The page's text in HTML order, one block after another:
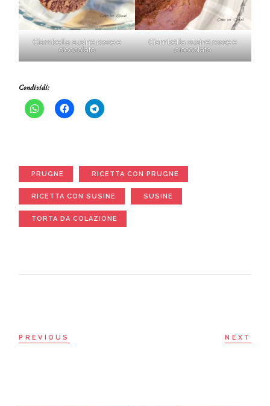
Ciambella susine rosse e
cioccolato
Ciambella susine rosse e
cioccolato
Condividi:
PRUGNE RICETTA CON PRUGNE
RICETTA CON SUSINE SUSINE
TORTA DA COLAZIONE
PREVIOUS NEXT